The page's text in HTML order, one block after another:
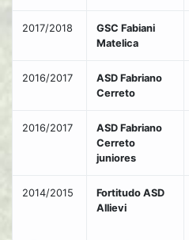
2017/2018
GSC Fabiani
Matelica
2016/2017
ASD Fabriano
Cerreto
2016/2017
ASD Fabriano
Cerreto
juniores
2014/2015
Fortitudo ASD
Allievi